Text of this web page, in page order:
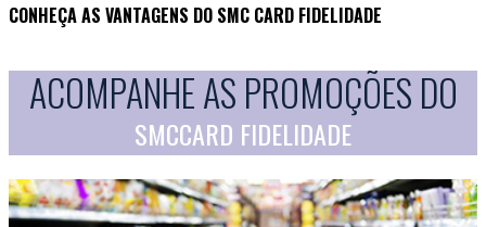
CONHEÇA AS VANTAGENS DO SMC CARD FIDELIDADE
ACOMPANHE AS PROMOÇÕES DO
SMCCARD FIDELIDADE